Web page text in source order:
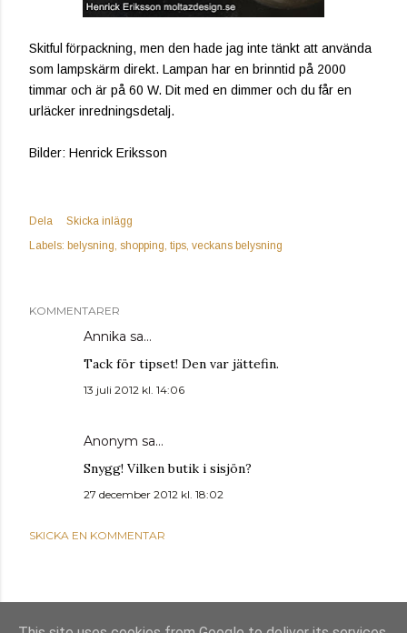
Skitful förpackning, men den hade jag inte tänkt att använda
som lampskärm direkt. Lampan har en brinntid på 2000
timmar och är på 60 W. Dit med en dimmer och du får en
urläcker inredningsdetalj.
Bilder: Henrick Eriksson
Dela
Skicka inlägg
Labels: belysning shopping tips veckans belysning
KOMMENTARER
Annika sa…
Tack för tipset! Den var jättefin.
13 juli 2012 kl. 14:06
Anonym sa…
Snygg! Vilken butik i sisjön?
27 december 2012 kl. 18:02
SKICKA EN KOMMENTAR